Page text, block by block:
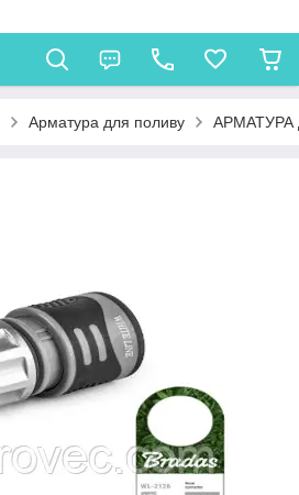
Арматура для поливу АРМАТУРА